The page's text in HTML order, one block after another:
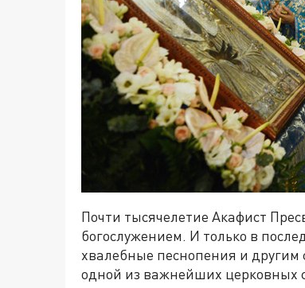
Почти тысячелетие Акафист
богослужением. И только в
хвалебные песнопения и
одной из важнейших церковных